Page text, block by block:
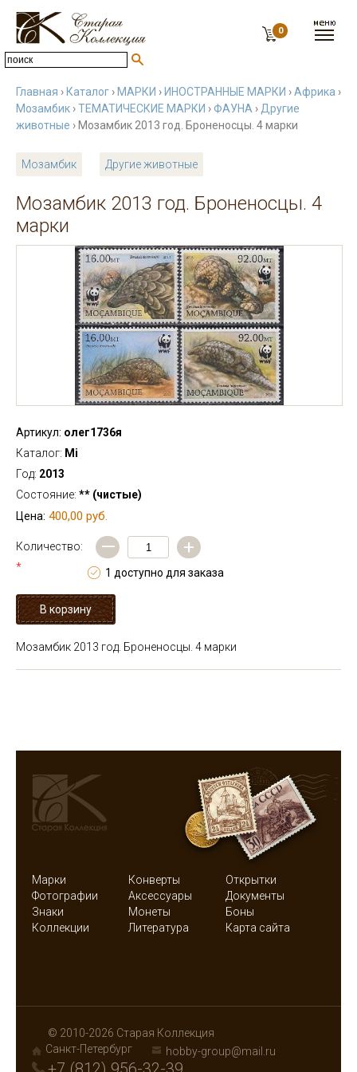
0
Главная › Каталог › МАРКИ › ИНОСТРАННЫЕ МАРКИ ›Африка ›
Мозамбик ›ТЕМАТИЧЕСКИЕ МАРКИ ›ФАУНА › Другие
животные › Мозамбик 2013 год. Броненосцы. 4 марки
Мозамбик Другие животные
Мозамбик 2013 год. Броненосцы. 4
марки
Артикул: олег1736я
Каталог: Mi
Год: 2013
Состояние: ** (чистые)
Цена: 400,00 руб.
Количество:
*
— +
1 доступно для заказа
Мозамбик 2013 год. Броненосцы. 4 марки
Марки Конверты
Открытки
Фотографии
Аксессуары
Документы
Знаки
Монеты
Боны
Коллекции
Литература Карта сайта
© 2010-2026 Старая Коллекция
Санкт-Петербург
hobby-group@mail.ru